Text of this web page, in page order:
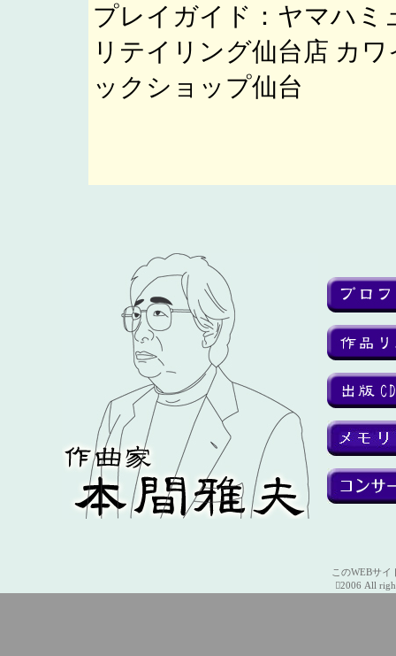
プレイガイド：ヤマハミ
リテイリング仙台店 カ
ックショップ仙台
このWEBサイ
2006 All